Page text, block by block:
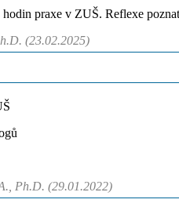
praxe v ZUŠ. Reflexe
(23.02.2025)
Ph.D. (29.01.2022)